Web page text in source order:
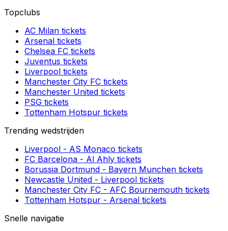
Topclubs
AC Milan tickets
Arsenal tickets
Chelsea FC tickets
Juventus tickets
Liverpool tickets
Manchester City FC tickets
Manchester United tickets
PSG tickets
Tottenham Hotspur tickets
Trending wedstrijden
Liverpool - AS Monaco tickets
FC Barcelona - Al Ahly tickets
Borussia Dortmund - Bayern Munchen tickets
Newcastle United - Liverpool tickets
Manchester City FC - AFC Bournemouth tickets
Tottenham Hotspur - Arsenal tickets
Snelle navigatie